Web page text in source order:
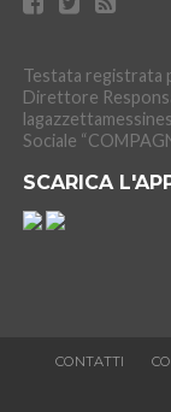
Testata registrata
Direttore
Sociale
SCARICA
CONTATTI